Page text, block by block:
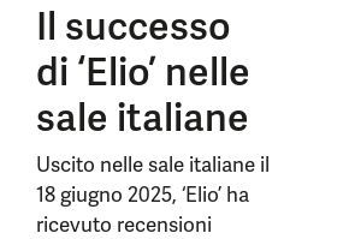
Il successo
di ‘Elio’ nelle
sale italiane
Uscito nelle sale italiane il
18 giugno 2025, ‘Elio’ ha
ricevuto recensioni